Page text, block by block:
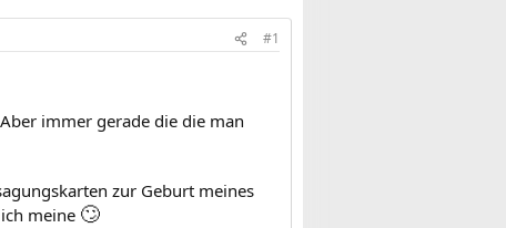
#1
immer gerade die die man
zur Geburt meines
meine 🙄